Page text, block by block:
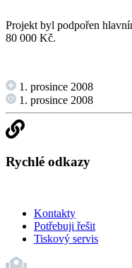
Projekt byl podpořen
80 000 Kč.
1. prosince 2008
1. prosince 2008
Rychlé odkazy
Kontakty
Potřebuji řešit
Tiskový servis